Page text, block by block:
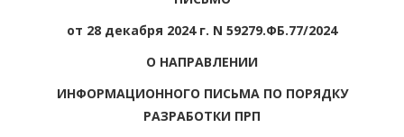
от 28 декабря 2024 г. N 59279.ФБ.77/2024
О НАПРАВЛЕНИИ
ИНФОРМАЦИОННОГО ПИСЬМА ПО ПОРЯДКУ
РАЗРАБОТКИ ПРП